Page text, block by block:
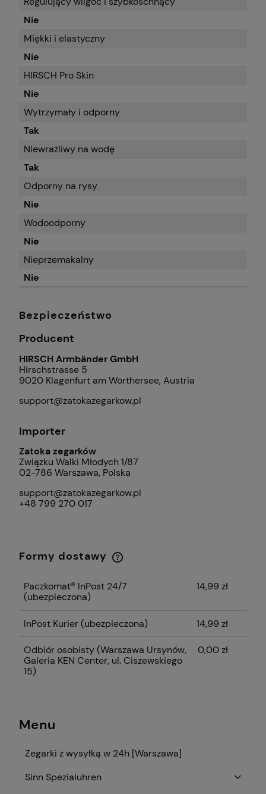
Nie
Miękki i elastyczny
Nie
HIRSCH Pro Skin
Nie
Wytrzymały i odporny
Tak
Niewrażliwy na wodę
Tak
Odporny na rysy
Nie
Wodoodporny
Nie
Nieprzemakalny
Nie
Bezpieczeństwo
Producent
HIRSCH Armbänder GmbH
Hirschstrasse 5
9020 Klagenfurt am Wörthersee, Austria
support@zatokazegarkow.pl
Importer
Zatoka zegarków
Związku Walki Młodych 1/87
02-786 Warszawa, Polska
support@zatokazegarkow.pl
+48 799 270 017
Formy dostawy
Cena nie zawiera ewentualnych kosztów
Paczkomat® InPost 24/7
(ubezpieczona)
14,99 zł
InPost Kurier (ubezpieczona) 14,99 zł
Odbiór osobisty(Warszawa Ursynów,
Galeria KEN Center, ul. Ciszewskiego
15)
0,00 zł
Menu
Zegarki z wysyłką w 24h [Warszawa]
Sinn Spezialuhren